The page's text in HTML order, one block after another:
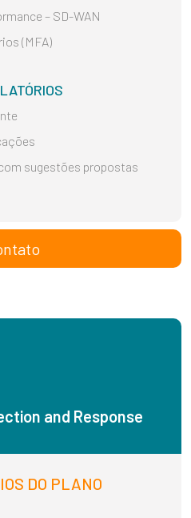
– SD-WAN
(MFA)
sugestões propostas
and Response
DO PLANO